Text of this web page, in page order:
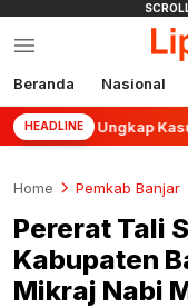
Beranda Nasional
HEADLINE
Ungkap Kasus
Home Pemkab Banjar
Pererat Tali
Kabupaten
Mikraj Nabi